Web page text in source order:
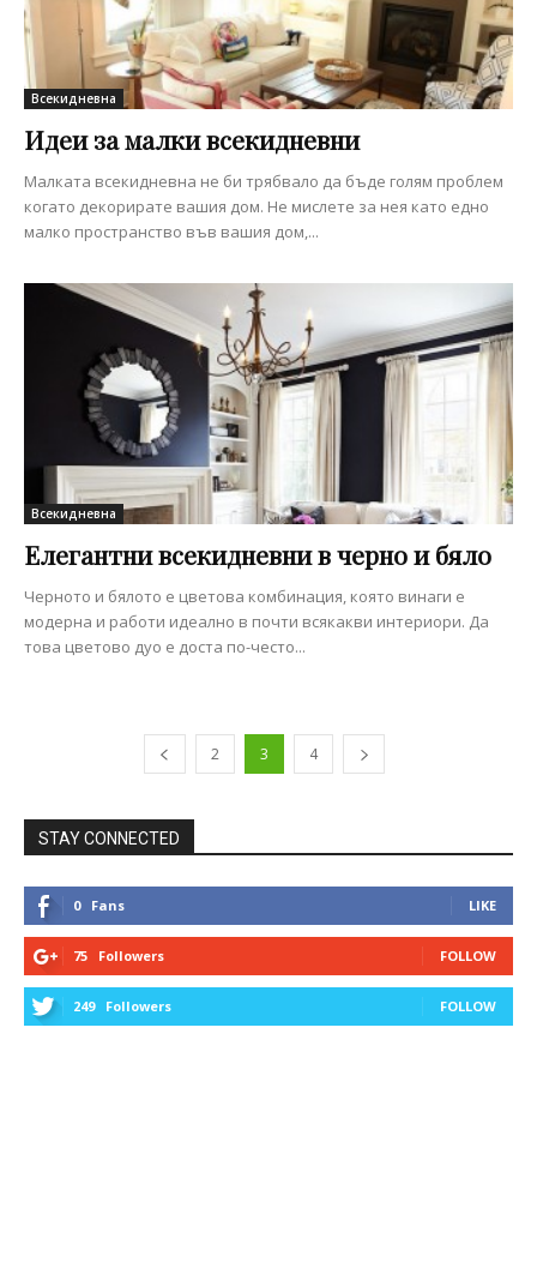
Всекидневна
Идеи за малки всекидневни
Малката всекидневна не би трябвало да бъде голям проблем
когато декорирате вашия дом. Не мислете за нея като едно
малко пространство във вашия дом,...
Всекидневна
Елегантни всекидневни в черно и бяло
Черното и бялото е цветова комбинация, която винаги е
модерна и работи идеално в почти всякакви интериори. Да
това цветово дуо е доста по-често...
2 3 4
STAY CONNECTED
0 Fans LIKE
75 Followers FOLLOW
249 Followers FOLLOW